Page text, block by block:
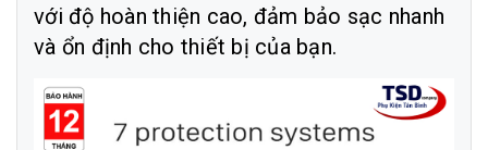
với độ hoàn thiện cao, đảm bảo sạc nhanh
và ổn định cho thiết bị của bạn.